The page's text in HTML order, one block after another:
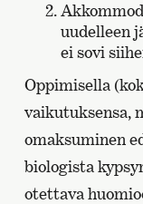
uudelleen
ei sovi
Oppimisella
vaikutuksensa,
omaksuminen
biologista
otettava